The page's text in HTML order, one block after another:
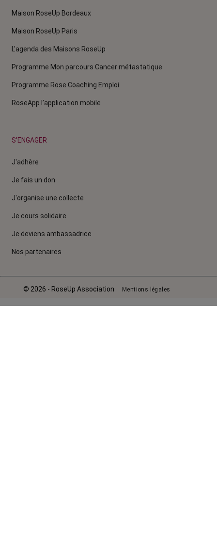
Maison RoseUp Bordeaux
Maison RoseUp Paris
L'agenda des Maisons RoseUp
Programme Mon parcours Cancer métastatique
Programme Rose Coaching Emploi
RoseApp l’application mobile
S'ENGAGER
J'adhère
Je fais un don
J'organise une collecte
Je cours solidaire
Je deviens ambassadrice
Nos partenaires
© 2026 - RoseUp Association Mentions légales